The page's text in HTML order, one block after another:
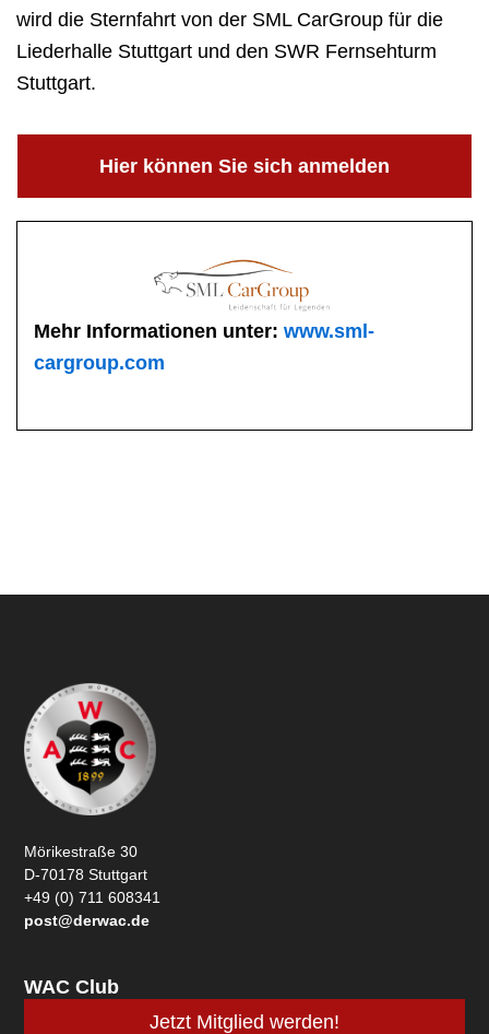
wird die Sternfahrt von der SML CarGroup für die
Liederhalle Stuttgart und den SWR Fernsehturm
Stuttgart.
Hier können Sie sich anmelden
Mehr Informationen unter: www.sml-
cargroup.com
Mörikestraße 30
D-70178 Stuttgart
+49 (0) 711 608341
post@derwac.de
WAC Club
Jetzt Mitglied werden!